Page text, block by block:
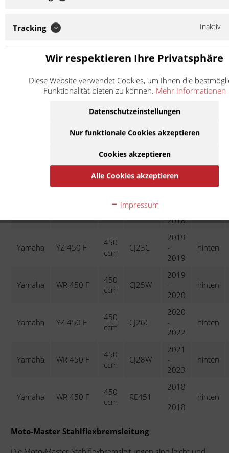
Yamaha YZ 450 F hinten
YZ 450 F
450
CJ15C
-
hinten
450
2014
2015
WR 450 F
450
CJ19W
-
hinten
450
ccm
CJ21C
2016
-
450
CJ22C
2018
Yamaha YZ 450 F
450
ccm
CJ23C
2019
-
2019
hinten
Yamaha WR 450 F
450
ccm
CJ25W
2019
-
2020
hinten
Yamaha YZ 450 F
450
ccm
CJ26C
2020
-
2022
hinten
Yamaha WR 450 F
450
ccm
CJ28W
2021
-
2023
hinten
Yamaha WR 450 F
450
ccm
RE451
2018
-
2018
hinten
Moto-Master Stahlflexbremsleitung
Tracking Inaktiv
Wir respektieren Ihre Privatsphäre
Diese Website verwendet Cookies, um Ihnen die
Funktionalität bieten zu können. Mehr Informationen
Datenschutzeinstellungen
Nur funktionale Cookies akzeptieren
Cookies akzeptieren
Alle Cookies akzeptieren
Impressum